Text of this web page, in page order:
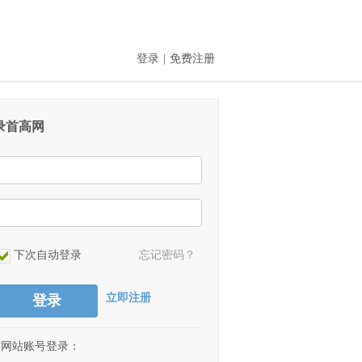
登录 免费注册
首高网
下次自动登录 忘记密码？
登录 立即注册
站账号登录：